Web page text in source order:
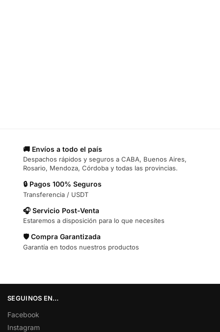
🚚 Envíos a todo el país
Despachos rápidos y seguros a CABA, Buenos Aires,
Rosario, Mendoza, Córdoba y todas las provincias.
🔒 Pagos 100% Seguros
Transferencia / USDT
🎧 Servicio Post-Venta
Estaremos a disposición para lo que necesites
🛡️ Compra Garantizada
Garantía en todos nuestros productos
SEGUINOS EN…
Facebook
Instagram